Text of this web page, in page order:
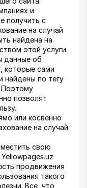
и
получить с
на случай
найдена на
этой услуги
данные об
которые сами
найдены по тегу
Поэтому
позволят
или косвенно
на случай
свою
продвижения
такого
Все, что